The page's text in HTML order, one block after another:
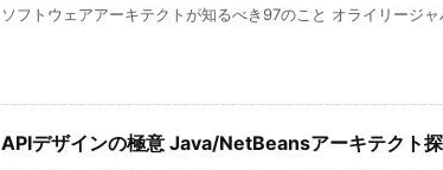
ソフトウェアアーキテクトが知るべき97のこと オライリージ
APIデザインの極意 Java/NetBeansアーキテクト